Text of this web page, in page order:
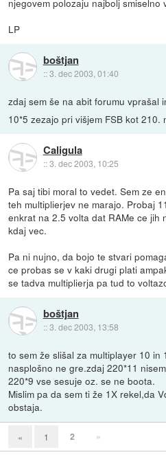
LP
boštjan
::3. dec 2003, 01:40
zdaj sem še na abit forumu vprašal
10*5 zezajo pri višjem FSB kot 210.
Caligula
::3. dec 2003, 10:25
Pa saj tibi moral to vedet. Sem ze
teh multiplierjev ne marajo. Probaj
enkrat na 2.5 volta dat RAMe ce jih
kdaj vec.
Pa ni nujno, da bojo te stvari
ce probas se v kaki drugi plati
se tadva multiplierja pa tud to
boštjan
::3. dec 2003, 13:58
to sem že slišal za multiplayer 10 in
nasplošno ne gre.zdaj 220*11
220*9 vse sesuje oz. se ne boota.
Mislim pa da sem ti že 1X rekel,da
obstaja.
« 1 2 »